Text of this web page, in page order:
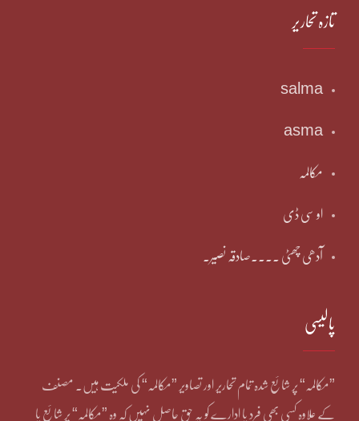
تازہ تحاریر
salma
asma
مکالمہ
او سی ڈی
آدھی چھٹی ۔۔۔۔صادقہ نصیر۔
پالیسی
”مکالمہ“ پر شائع شدہ تمام تحاریر اور تصاویر ”مکالمہ“ کی ملکیت ہیں۔ مصنف
کے علاوہ کسی بھی فرد یا ادارے کو یہ حق حاصل نہیں کہ وہ ”مکالمہ“ پر شائع یا